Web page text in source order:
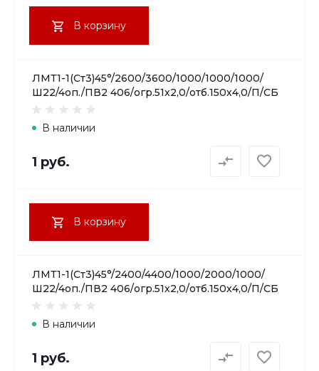
В корзину
ЛМТ1-1(Ст3)45°/2600/3600/1000/1000/1000/
Ш22/4оп./ПВ2 406/огр.51х2,0/отб.150х4,0/П/СБ
В наличии
1 руб.
В корзину
ЛМТ1-1(Ст3)45°/2400/4400/1000/2000/1000/
Ш22/4оп./ПВ2 406/огр.51х2,0/отб.150х4,0/П/СБ
В наличии
1 руб.